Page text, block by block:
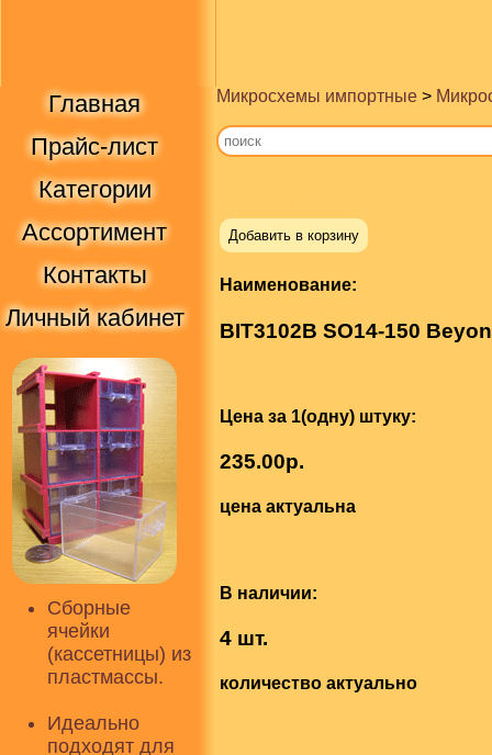
Главная
Прайс-лист
Категории
Ассортимент
Контакты
Личный кабинет
Сборные
ячейки
(кассетницы) из
пластмассы.
Идеально
подходят для
Микросхемы импортные >
Добавить в корзину
Наименование:
BIT3102B SO14-150
Цена за 1(одну) штуку:
235.00р.
цена актуальна
В наличии:
4 шт.
количество актуально